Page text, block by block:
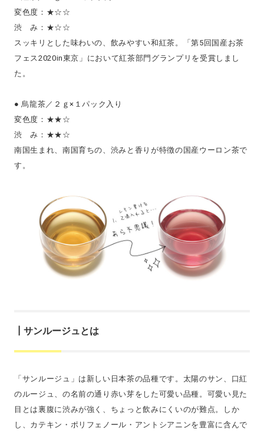
変色度：★☆☆
渋 み：★☆☆
スッキリとした味わいの、飲みやすい和紅茶。「第5回国産お茶
フェス2020in東京」において紅茶部門グランプリを受賞しまし
た。
● 烏龍茶／２ｇ×１パック入り
変色度：★★☆
渋 み：★★☆
南国生まれ、南国育ちの、渋みと香りが特徴の国産ウーロン茶で
す。
┃サンルージュとは
「サンルージュ」は新しい日本茶の品種です。太陽のサン、口紅
のルージュ、の名前の通り赤い芽をした可愛い品種。可愛い見た
目とは裏腹に渋みが強く、ちょっと飲みにくいのが難点。しか
し、カテキン・ポリフェノール・アントシアニンを豊富に含んで